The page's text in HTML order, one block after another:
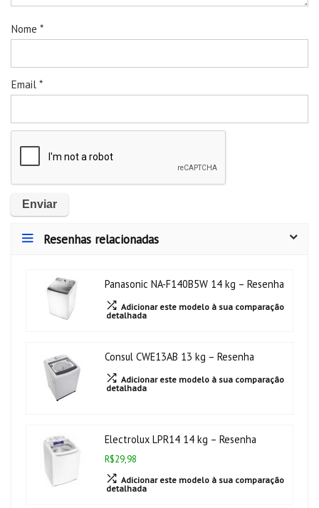
Nome *
Email *
Resenhas relacionadas
Panasonic NA-F140B5W 14 kg – Resenha
Adicionar este modelo à sua comparação
detalhada
Consul CWE13AB 13 kg – Resenha
Adicionar este modelo à sua comparação
detalhada
Electrolux LPR14 14 kg – Resenha
R$29,98
Adicionar este modelo à sua comparação
detalhada